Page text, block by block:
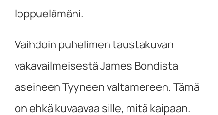
loppuelämäni.
Vaihdoin puhelimen taustakuvan
vakavailmeisestä James Bondista
aseineen Tyyneen valtamereen. Tämä
on ehkä kuvaavaa sille, mitä kaipaan.